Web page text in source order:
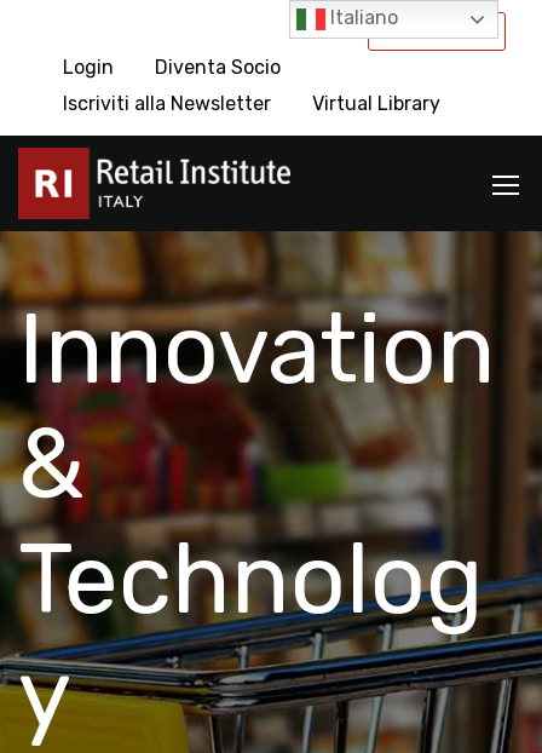
International
Login
Diventa Socio
Iscriviti alla Newsletter
Virtual Library
Innovation
&
Technolog
y
Italiano